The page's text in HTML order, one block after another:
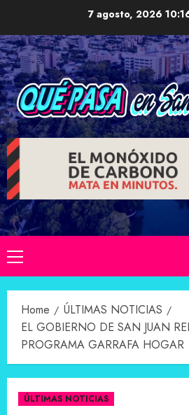
content
7 agosto, 2026
Primary
Menu
Home
ÚLTIMAS NOTICIAS
EL GOBIERNO DE SAN JUAN
PROGRAMA GARRAFA HOGAR
ÚLTIMAS NOTICIAS